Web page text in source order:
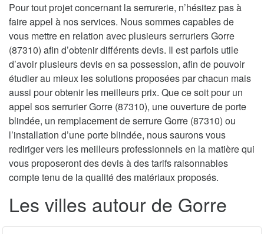
Pour tout projet concernant la serrurerie, n’hésitez pas à
faire appel à nos services. Nous sommes capables de
vous mettre en relation avec plusieurs serruriers Gorre
(87310) afin d’obtenir différents devis. Il est parfois utile
d’avoir plusieurs devis en sa possession, afin de pouvoir
étudier au mieux les solutions proposées par chacun mais
aussi pour obtenir les meilleurs prix. Que ce soit pour un
appel sos serrurier Gorre (87310), une ouverture de porte
blindée, un remplacement de serrure Gorre (87310) ou
l’installation d’une porte blindée, nous saurons vous
rediriger vers les meilleurs professionnels en la matière qui
vous proposeront des devis à des tarifs raisonnables
compte tenu de la qualité des matériaux proposés.
Les villes autour de Gorre